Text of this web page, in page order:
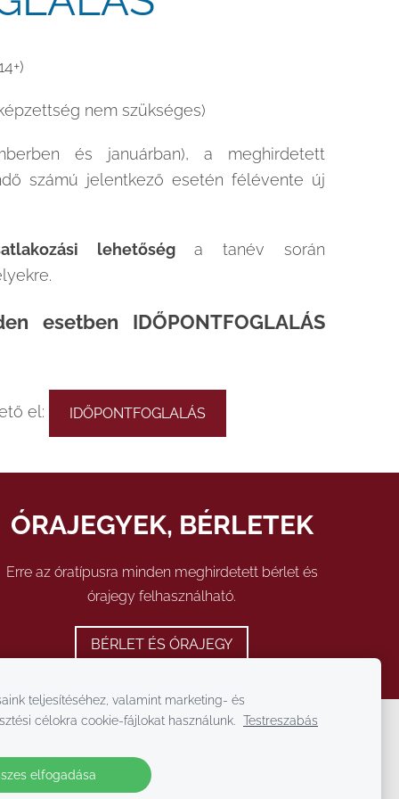
nem szükséges)
és januárban), a meghirdetett
számú jelentkező esetén félévente új
lehetőség a tanév során
esetben IDŐPONTFOGLALÁS
el: IDŐPONTFOGLALÁS
ÓRAJEGYEK, BÉRLETEK
Erre az óratípusra minden meghirdetett bérlet és
órajegy felhasználható.
BÉRLET ÉS ÓRAJEGY
teljesítéséhez, valamint marketing- és
célokra cookie-fájlokat használunk.
Testreszabás
elfogadása